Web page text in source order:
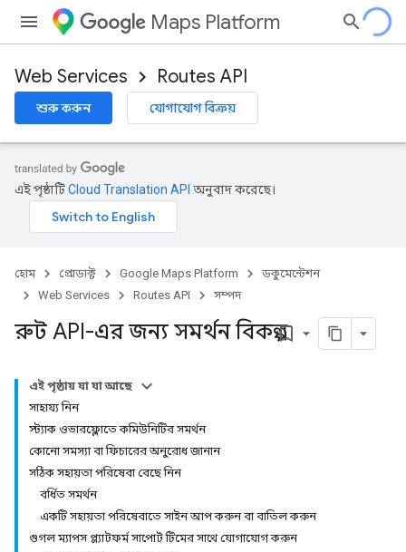
Maps Platform
Web Services Routes API
শুরু করুন যোগাযোগ বিক্রয়
এই পৃষ্ঠাটিCloud Translation API অনুবাদ করেছে।
হোম প্রোডাক্ট Google Maps Platform
ডকুমেন্টেশন
Web Services
Routes API সম্পদ
রুট API-এর জন্য সমর্থন বিকল্পbookmark_border
এই পৃষ্ঠায় যা যা আছে
সাহায্য নিন
স্ট্যাক ওভারফ্লোতে কমিউনিটির সমর্থন
কোনো সমস্যা বা ফিচারের অনুরোধ জানান
সঠিক সহায়তা পরিষেবা বেছে নিন
বর্ধিত সমর্থন
একটি সহায়তা পরিষেবাতে সাইন আপ করুন বা বাতিল করুন
গুগল ম্যাপস প্ল্যাটফর্ম সাপোর্ট টিমের সাথে যোগাযোগ করুন